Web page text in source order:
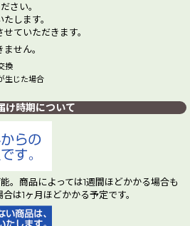
さい。
します。
ていただきます。
せん。
換
生じた場合
け時期について
。商品によっては1週間ほどかかる場合も
は1ヶ月ほどかかる予定です。